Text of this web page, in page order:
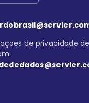
de privacidade